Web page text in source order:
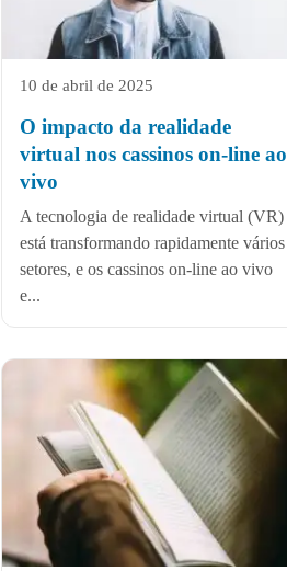
10 de abril de 2025
O impacto da realidade
virtual nos cassinos on-line ao
vivo
A tecnologia de realidade virtual (VR)
está transformando rapidamente vários
setores, e os cassinos on-line ao vivo
e...